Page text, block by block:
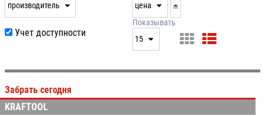
производитель
производитель
цена
дата
цена
артикул
Учет доступности
Показывать
15
25
Забрать сегодня
KRAFTOOL